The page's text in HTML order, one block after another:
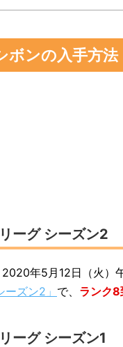
ボンの入手方法
ーグ シーズン2
年5月12日（火）
ーズン2」 で、 ランク8
ーグ シーズン1